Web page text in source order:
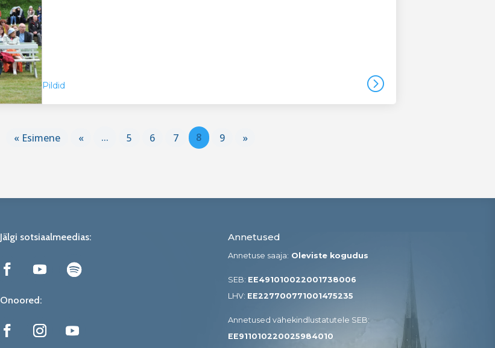
Pildid =
« Esimene « ... 5 6 7 8 9 »
Jälgi sotsiaalmeedias:
Onoored:
Annetused
Annetuse saaja: Oleviste kogudus
SEB: EE491010022001738006
LHV: EE227700771001475235
Annetused vähekindlustatutele SEB​:
EE911010220025984010